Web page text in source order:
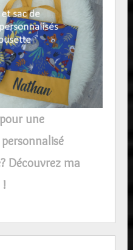
une
Découvrez ma